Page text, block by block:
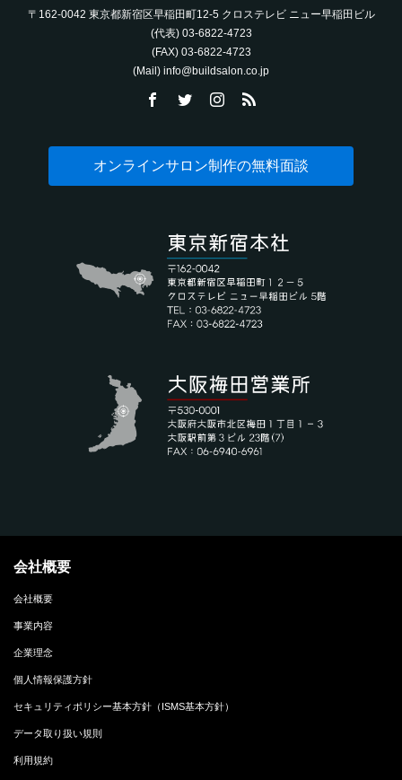
〒162-0042 東京都新宿区早稲田町12-5 クロステレビ ニュー早稲田ビル
(代表) 03-6822-4723‬
(FAX) 03-6822-4723‬
(Mail) info@buildsalon.co.jp
オンラインサロン制作の無料面談
会社概要
会社概要
事業内容
企業理念
個人情報保護方針
セキュリティポリシー基本方針（ISMS基本方針）
データ取り扱い規則
利用規約